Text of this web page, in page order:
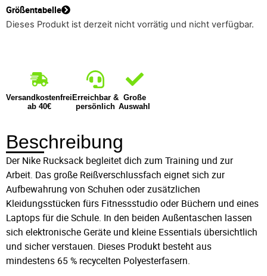
Größentabelle
Dieses Produkt ist derzeit nicht vorrätig und nicht verfügbar.
Versandkostenfrei
ab 40€
Erreichbar &
persönlich
Große
Auswahl
Beschreibung
Der Nike Rucksack begleitet dich zum Training und zur
Arbeit. Das große Reißverschlussfach eignet sich zur
Aufbewahrung von Schuhen oder zusätzlichen
Kleidungsstücken fürs Fitnessstudio oder Büchern und eines
Laptops für die Schule. In den beiden Außentaschen lassen
sich elektronische Geräte und kleine Essentials übersichtlich
und sicher verstauen. Dieses Produkt besteht aus
mindestens 65 % recycelten Polyesterfasern.